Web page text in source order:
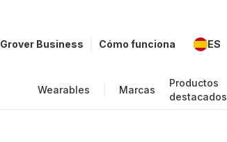
Grover Business Cómo funciona ES
Wearables Marcas
Productos
destacados